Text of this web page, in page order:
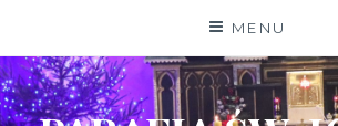
content
MENU